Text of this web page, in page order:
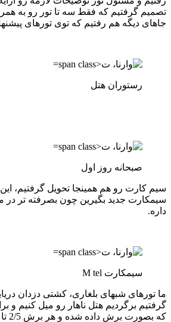
تصمیم گرفتیم که فقط سه تا تور رو به
جاهای دیگه هم رفتیم که توی تورهای
رستوران هتل
صبحانه روز اول
داره.
سیمکارت M tel
گرفتیم برگردیم هتل ناهار رو میل کنیم و
که بصورت برش داده شده و هر برش 2/5 تا 3 لوا بفروش میرسه.